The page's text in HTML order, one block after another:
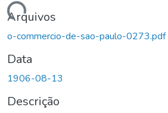
Arquivos
o-commercio-de-sao-paulo-0273.pdf
Data
1906-08-13
Descrição